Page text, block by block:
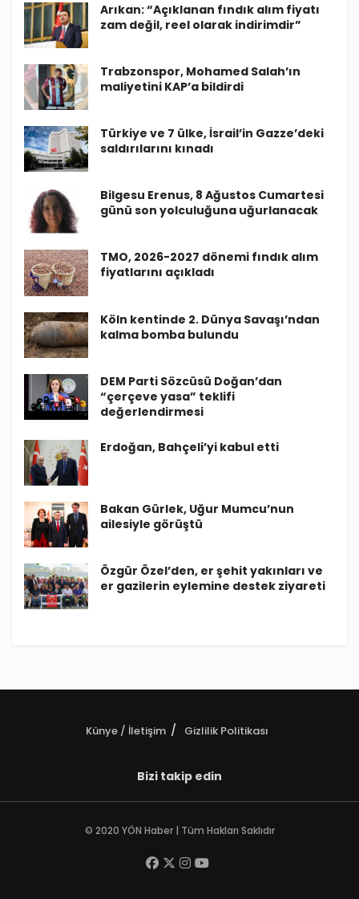
Arıkan: “Açıklanan fındık alım fiyatı
zam değil, reel olarak indirimdir”
Trabzonspor, Mohamed Salah’ın
maliyetini KAP’a bildirdi
Türkiye ve 7 ülke, İsrail’in Gazze’deki
saldırılarını kınadı
Bilgesu Erenus, 8 Ağustos Cumartesi
günü son yolculuğuna uğurlanacak
TMO, 2026-2027 dönemi fındık alım
fiyatlarını açıkladı
Köln kentinde 2. Dünya Savaşı’ndan
kalma bomba bulundu
DEM Parti Sözcüsü Doğan’dan
“çerçeve yasa” teklifi
değerlendirmesi
Erdoğan, Bahçeli’yi kabul etti
Bakan Gürlek, Uğur Mumcu’nun
ailesiyle görüştü
Özgür Özel’den, er şehit yakınları ve
er gazilerin eylemine destek ziyareti
Künye / İletişim Gizlilik Politikası
Bizi takip edin
© 2020 YÖN Haber | Tüm Hakları Saklıdır